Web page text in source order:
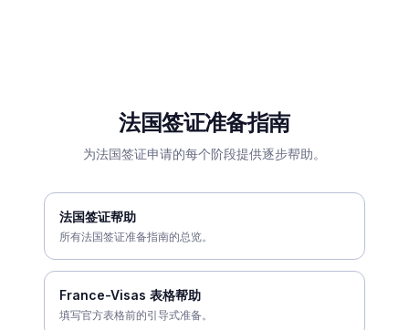
法国签证准备指南
为法国签证申请的每个阶段提供逐步帮助。
法国签证帮助
所有法国签证准备指南的总览。
France-Visas 表格帮助
填写官方表格前的引导式准备。